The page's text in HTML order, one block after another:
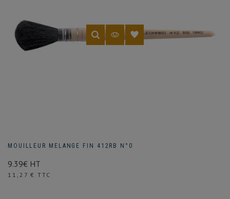
MOUILLEUR MELANGE FIN 412RB N°0
9.39€ HT
Prix
11,27 € TTC